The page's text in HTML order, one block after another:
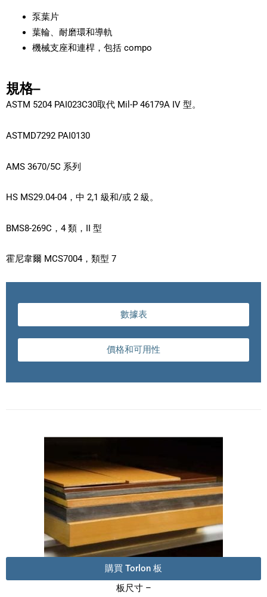
泵葉片
葉輪、耐磨環和導軌
機械支座和連桿，包括 compo
規格–
ASTM 5204 PAI023C30取代 Mil-P 46179A IV 型。
ASTMD7292 PAI0130
AMS 3670/5C 系列
HS MS29.04-04，中 2,1 級和/或 2 級。
BMS8-269C，4 類，II 型
霍尼韋爾 MCS7004，類型 7
數據表
價格和可用性
購買 Torlon 板
板尺寸 –